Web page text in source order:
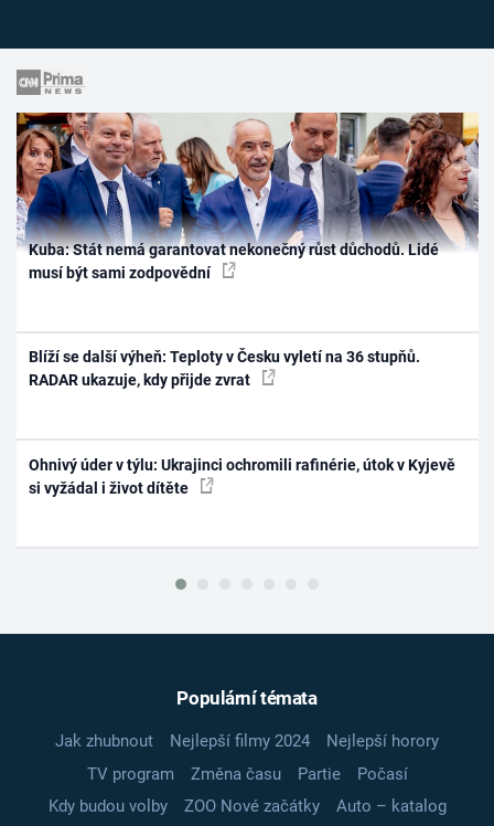
Kuba: Stát nemá garantovat nekonečný růst důchodů. Lidé
musí být sami zodpovědní
Blíží se další výheň: Teploty v Česku vyletí na 36 stupňů.
RADAR ukazuje, kdy přijde zvrat
Ohnivý úder v týlu: Ukrajinci ochromili rafinérie, útok v Kyjevě
si vyžádal i život dítěte
Populární témata
Jak zhubnout Nejlepší filmy 2024
Nejlepší horory
TV program
Změna času Partie
Počasí
Kdy budou volby
ZOO Nové začátky
Auto – katalog